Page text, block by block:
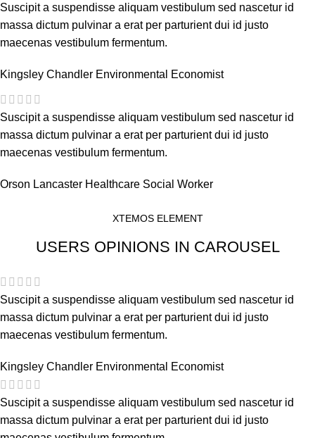
Suscipit a suspendisse aliquam vestibulum sed nascetur id
massa dictum pulvinar a erat per parturient dui id justo
maecenas vestibulum fermentum.
Kingsley Chandler Environmental Economist
Suscipit a suspendisse aliquam vestibulum sed nascetur id
massa dictum pulvinar a erat per parturient dui id justo
maecenas vestibulum fermentum.
Orson Lancaster Healthcare Social Worker
XTEMOS ELEMENT
USERS OPINIONS IN CAROUSEL
Suscipit a suspendisse aliquam vestibulum sed nascetur id
massa dictum pulvinar a erat per parturient dui id justo
maecenas vestibulum fermentum.
Kingsley Chandler Environmental Economist
Suscipit a suspendisse aliquam vestibulum sed nascetur id
massa dictum pulvinar a erat per parturient dui id justo